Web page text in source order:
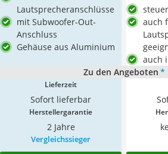
Lautsprecheranschlüsse
mit Subwoofer-Out-
Anschluss
Gehäuse aus Aluminium
auch
auch
Zu den Angeboten *
Lieferzeit
Sofort lieferbar
Herstellergarantie
2 Jahre
Vergleichssieger